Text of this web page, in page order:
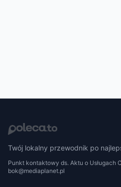
Twój lokalny przewodnik po
Punkt kontaktowy ds. Aktu o Usługach
bok@mediaplanet.pl